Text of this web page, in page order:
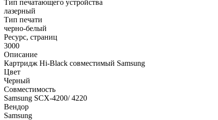
Тип печатающего устройства
лазерный
Тип печати
черно-белый
Ресурс, страниц
3000
Описание
Картридж Hi-Black совместимый Samsung
Цвет
Черный
Совместимость
Samsung SCX-4200/ 4220
Вендор
Samsung